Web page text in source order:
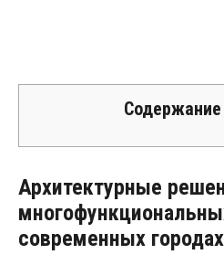
Содержание
Архитектурные
современных городах